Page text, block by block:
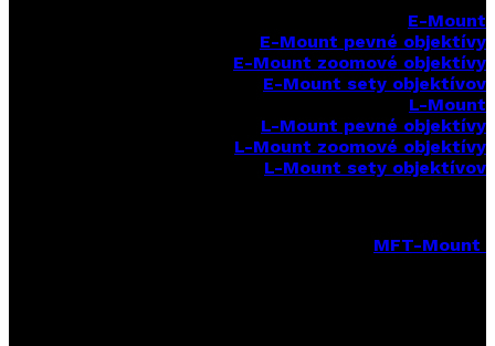
E-Mount
E-Mount pevné objektívy
E-Mount zoomové objektívy
E-Mount sety objektívov
L-Mount
L-Mount pevné objektívy
L-Mount zoomové objektívy
L-Mount sety objektívov
MFT-Mount